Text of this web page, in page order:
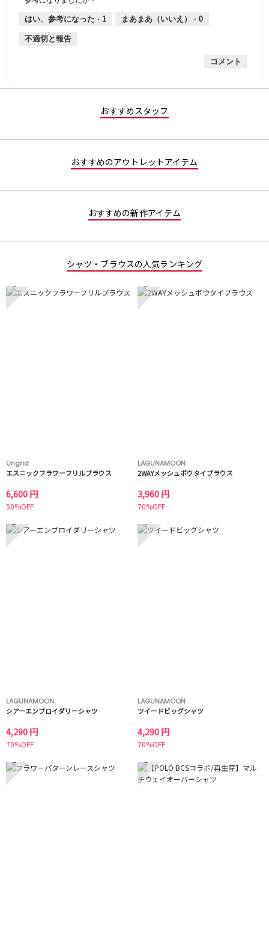
評
す。
均
／
5
す。
薄
は
さ,
星
4
5
す。
はい、参考になった · 1 まあまあ（いいえ） · 0
不適切と報告
コメント
おすすめスタッフ
おすすめのアウトレットアイテム
おすすめの新作アイテム
シャツ・ブラウスの人気ランキング
1
Ungrid
エスニックフラワーフリルブラウス
6,600 円
50%OFF
2
LAGUNAMOON
2WAYメッシュボウタイブラウス
3,960 円
70%OFF
3
LAGUNAMOON
シアーエンブロイダリーシャツ
4,290 円
70%OFF
4
LAGUNAMOON
ツイードビッグシャツ
4,290 円
70%OFF
5 6